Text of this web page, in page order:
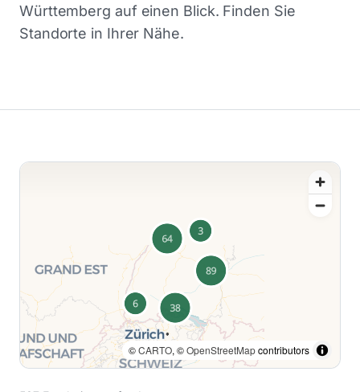
Württemberg auf einen Blick. Finden Sie
Standorte in Ihrer Nähe.
©CARTO, ©OpenStreetMapcontributors